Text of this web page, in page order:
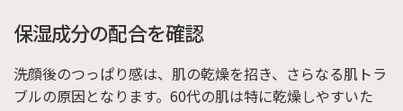
保湿成分の配合を確認
洗顔後のつっぱり感は、肌の乾燥を招き、さらなる肌トラ
ブルの原因となります。60代の肌は特に乾燥しやすいた